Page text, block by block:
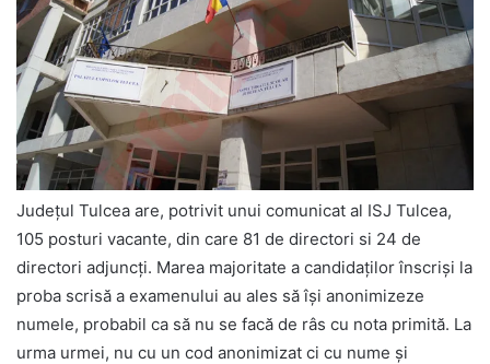
Județul Tulcea are, potrivit unui comunicat al ISJ Tulcea,
105 posturi vacante, din care 81 de directori si 24 de
directori adjuncți. Marea majoritate a candidaţilor înscrişi la
proba scrisă a examenului au ales să îşi anonimizeze
numele, probabil ca să nu se facă de râs cu nota primită. La
urma urmei, nu cu un cod anonimizat ci cu nume şi